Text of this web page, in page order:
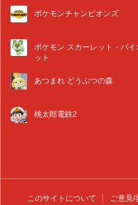
ポケモンチャンピオンズ
ポケモン スカーレット・バイ
ット
あつまれ どうぶつの森
桃太郎電鉄2
このサイトについて ご意見/